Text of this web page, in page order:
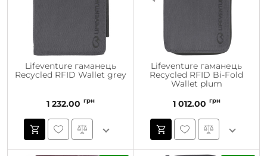
Lifeventure гаманець
Recycled RFID Wallet grey
1 232.00 грн
Lifeventure гаманець
Recycled RFID Bi-Fold
Wallet plum
1 012.00 грн